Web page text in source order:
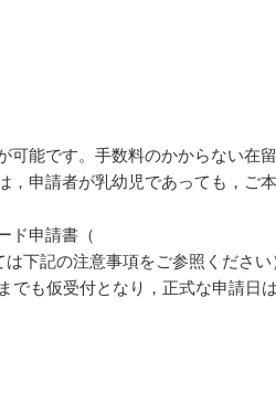
能です。手数料のかからない在
申請者が乳幼児であっても，ご
ド申請書（
下記の注意事項をご参照ください
も仮受付となり，正式な申請日